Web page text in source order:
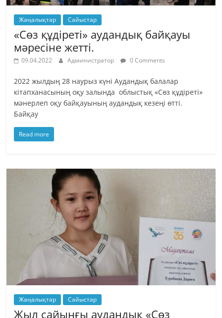
Жаңалықтар Сайыстар
«Сөз құдіреті» аудандық байқауы
мәресіне жетті.
09.04.2022 Администратор 0 Comments
2022 жылдың 28 наурыз күні Аудандық балалар
кітапханасының оқу залында облыстық «Сөз құдіреті»
мәнерлеп оқу байқауының аудандық кезеңі өтті.
Байқау
Read more
Жаңалықтар Сайыстар
Жыл сайынғы аудандық «Сөз